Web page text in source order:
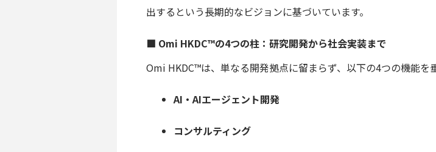
出するという長期的なビジョンに基づいています。
■ Omi HKDC™の4つの柱：研究開発から社会実装まで
Omi HKDC™は、単なる開発拠点に留まらず、以下の4つの機能を
AI・AIエージェント開発
コンサルティング